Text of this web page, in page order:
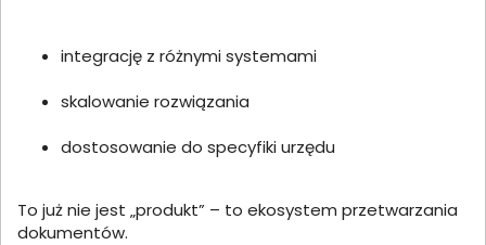
integrację z różnymi systemami
skalowanie rozwiązania
dostosowanie do specyfiki urzędu
To już nie jest „produkt” – to ekosystem przetwarzania
dokumentów.